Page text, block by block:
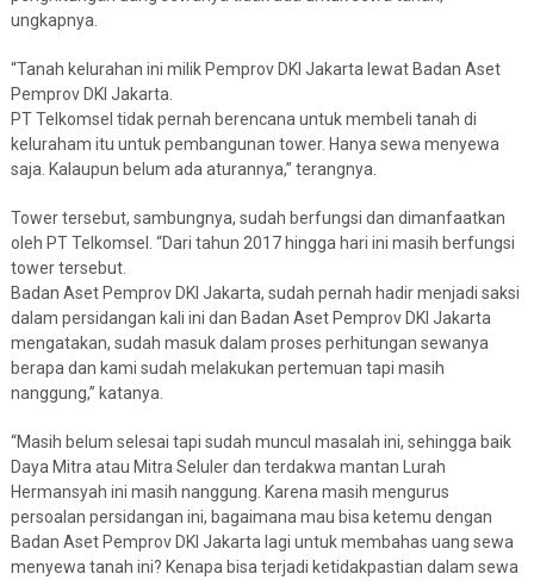
ungkapnya.
“Tanah kelurahan ini milik Pemprov DKI Jakarta lewat Badan Aset
Pemprov DKI Jakarta.
PT Telkomsel tidak pernah berencana untuk membeli tanah di
keluraham itu untuk pembangunan tower. Hanya sewa menyewa
saja. Kalaupun belum ada aturannya,” terangnya.
Tower tersebut, sambungnya, sudah berfungsi dan dimanfaatkan
oleh PT Telkomsel. “Dari tahun 2017 hingga hari ini masih berfungsi
tower tersebut.
Badan Aset Pemprov DKI Jakarta, sudah pernah hadir menjadi saksi
dalam persidangan kali ini dan Badan Aset Pemprov DKI Jakarta
mengatakan, sudah masuk dalam proses perhitungan sewanya
berapa dan kami sudah melakukan pertemuan tapi masih
nanggung,” katanya.
“Masih belum selesai tapi sudah muncul masalah ini, sehingga baik
Daya Mitra atau Mitra Seluler dan terdakwa mantan Lurah
Hermansyah ini masih nanggung. Karena masih mengurus
persoalan persidangan ini, bagaimana mau bisa ketemu dengan
Badan Aset Pemprov DKI Jakarta lagi untuk membahas uang sewa
menyewa tanah ini? Kenapa bisa terjadi ketidakpastian dalam sewa